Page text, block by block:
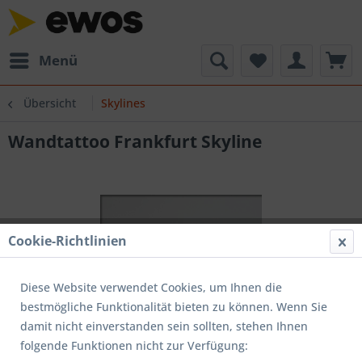
Menü
Übersicht Skylines
Wandtattoo Frankfurt Skyline
Cookie-Richtlinien
Diese Website verwendet Cookies, um Ihnen die
bestmögliche Funktionalität bieten zu können. Wenn Sie
damit nicht einverstanden sein sollten, stehen Ihnen
folgende Funktionen nicht zur Verfügung: